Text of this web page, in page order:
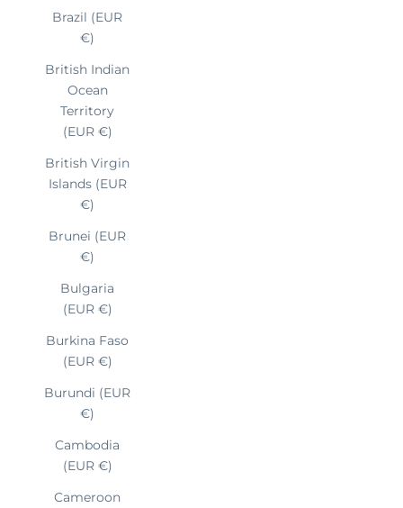
Brazil (EUR
€)
British Indian
Ocean
Territory
(EUR €)
British Virgin
Islands (EUR
€)
Brunei (EUR
€)
Bulgaria
(EUR €)
Burkina Faso
(EUR €)
Burundi (EUR
€)
Cambodia
(EUR €)
Cameroon